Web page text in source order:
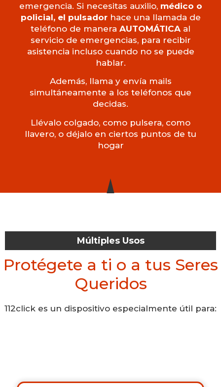
emergencia. Si necesitas auxilio, médico o
policial, el pulsador hace una llamada de
teléfono de manera AUTOMÁTICA al
servicio de emergencias, para recibir
asistencia incluso cuando no se puede
hablar.
Además, llama y envía mails
simultáneamente a los teléfonos que
decidas.
Llévalo colgado, como pulsera, como
llavero, o déjalo en ciertos puntos de tu
hogar
Múltiples Usos
Protégete a ti o a tus Seres
Queridos
112click es un dispositivo especialmente útil para: